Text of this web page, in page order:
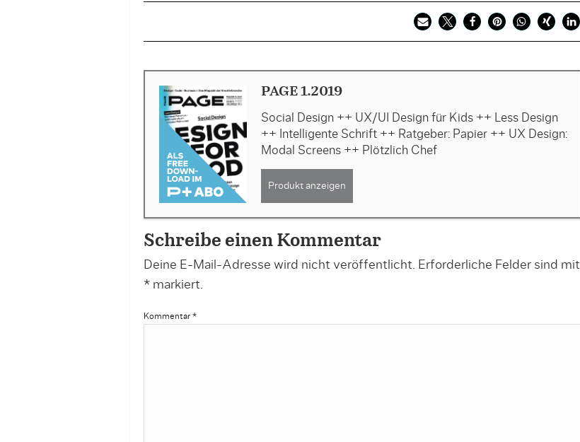
PAGE 1.2019
Social Design ++ UX/UI Design für Kids ++ Less Design
++ Intelligente Schrift ++ Ratgeber: Papier ++ UX Design:
Modal Screens ++ Plötzlich Chef
Produkt anzeigen
Schreibe einen Kommentar
Deine E-Mail-Adresse wird nicht veröffentlicht. Erforderliche Felder sind mit
*markiert.
Kommentar *